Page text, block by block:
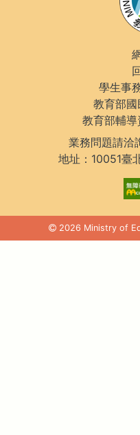
學生事
教育部
教育部輔
業務問題請洽
地址：10051臺
2026 Ministry of